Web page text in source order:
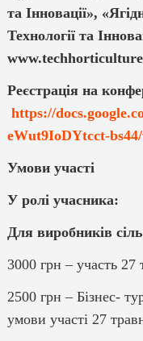
та Інновації»,
Технології та
Реєстрація на
https://
eWut9IoDYtcct-
Умови участі
У ролі учасника:
Для виробників
3000 грн – участь
2500 грн – Бізнес-
умови участі 27